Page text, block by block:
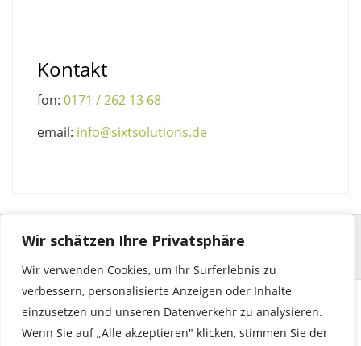
Wir schätzen Ihre Privatsphäre
Wir verwenden Cookies, um Ihr Surferlebnis zu
verbessern, personalisierte Anzeigen oder Inhalte
einzusetzen und unseren Datenverkehr zu analysieren.
Wenn Sie auf „Alle akzeptieren" klicken, stimmen Sie der
Kontakt
fon: 0171 / 262 13 68
email: info@sixtsolutions.de
© 2023 by sixtsolutions | seehalde 29 | 71364 winnenden |